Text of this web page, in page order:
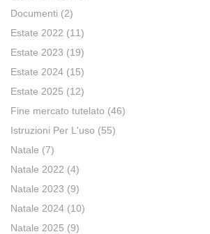
Documenti (2)
Estate 2022 (11)
Estate 2023 (19)
Estate 2024 (15)
Estate 2025 (12)
Fine mercato tutelato (46)
Istruzioni Per L'uso (55)
Natale (7)
Natale 2022 (4)
Natale 2023 (9)
Natale 2024 (10)
Natale 2025 (9)